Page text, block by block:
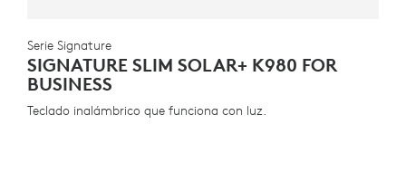
Serie Signature
SIGNATURE SLIM SOLAR+ K980 FOR
BUSINESS
Teclado inalámbrico que funciona con luz.